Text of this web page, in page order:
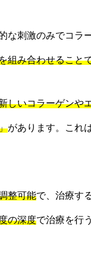
な刺激のみでコラ
組み合わせること
しいコラーゲンや
があります。これ
整可能で、治療す
の深度で治療を行